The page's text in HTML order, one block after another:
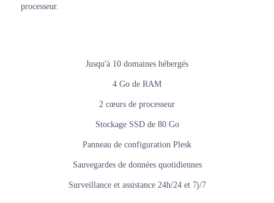
processeur.
Jusqu'à 10 domaines hébergés
4 Go de RAM
2 cœurs de processeur
Stockage SSD de 80 Go
Panneau de configuration Plesk
Sauvegardes de données quotidiennes
Surveillance et assistance 24h/24 et 7j/7